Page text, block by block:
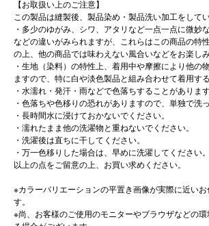
【お取扱い上のご注意】
この製品は縫製後、製品染め・製品洗い加工をしてい
・多少のゆがみ、シワ、アタリなど一点一点に微妙
などの違いがみられますが、これらはこの商品の特
の上、他の商品では味わえない風合いなどをお楽しみ
・生地（染料）の特性上、着用中や摩擦により他の
ますので、特に白や淡色製品と組み合わせて着用す
・水濡れ・発汗・雨などで色落ちすることがあります
・色落ちや色移りの恐れがありますので、単独で洗
・長時間水に浸けておかないでください。
・濡れたまま他の洗濯物と重ねないでください。
・洗濯後は直ちに干してください。
・万一色移りした場合は、早めに洗濯してください。
以上の点をご留意の上、お買い求めください。
※カラーバリエーションの平置き画像が実際に近いお
す。
※尚、お客様のご使用のモニターやブラウザなどの